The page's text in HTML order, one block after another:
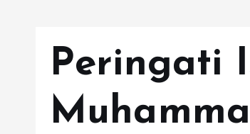
Peringati